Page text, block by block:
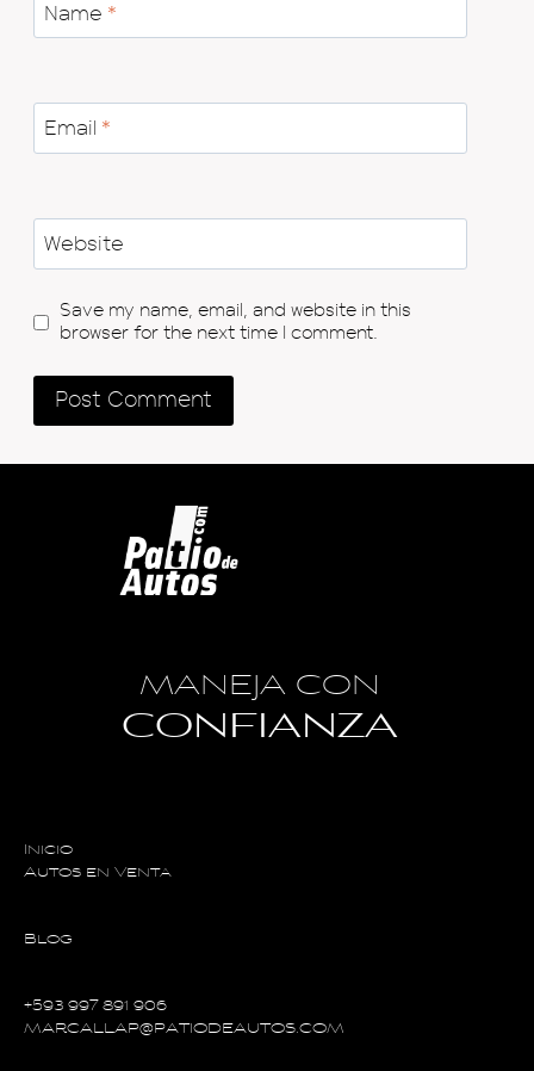
Name *
Email *
Website
Save my name, email, and website in this
browser for the next time I comment.
MANEJA CON
CONFIANZA
Inicio
Autos en Venta
Blog
+593 997 891 906
MARCALLAP@PATIODEAUTOS.COM